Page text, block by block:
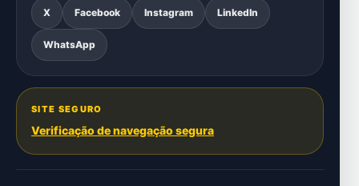
X Facebook Instagram LinkedIn
WhatsApp
SITE SEGURO
Verificação de navegação segura